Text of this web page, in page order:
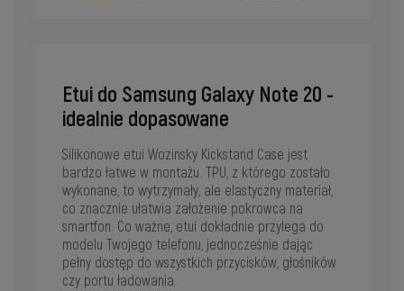
Etui do Samsung Galaxy Note 20 -
idealnie dopasowane
Silikonowe etui Wozinsky Kickstand Case jest
bardzo łatwe w montażu. TPU, z którego zostało
wykonane, to wytrzymały, ale elastyczny materiał,
co znacznie ułatwia założenie pokrowca na
smartfon. Co ważne, etui dokładnie przylega do
modelu Twojego telefonu, jednocześnie dając
pełny dostęp do wszystkich przycisków, głośników
czy portu ładowania.